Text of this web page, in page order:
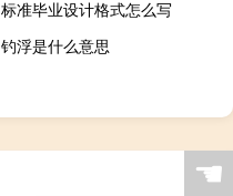
标准毕业设计格式怎么写
钓浮是什么意思
☚